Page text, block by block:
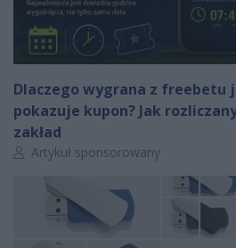
Dlaczego wygrana z freebetu
pokazuje kupon? Jak
zakład
Autor artykułu:
Artykuł sponsorowany